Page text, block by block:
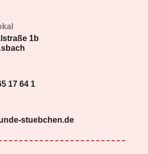
1b
17 64 1
stuebchen.de